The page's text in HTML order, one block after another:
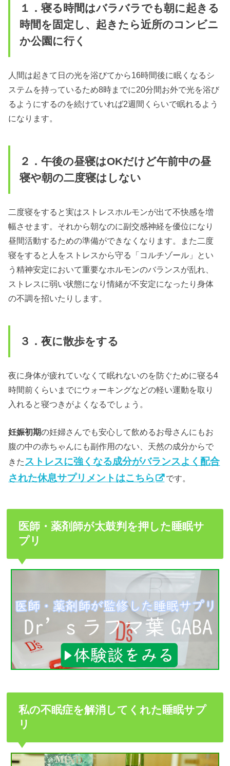
１．寝る時間はバラバラでも朝に起きる
時間を固定し、起きたら近所のコンビニ
か公園に行く
人間は起きて日の光を浴びてから16時間後に眠くなるシ
ステムを持っているため8時までに20分間お外で光を浴び
るようにするのを続けていれば2週間くらいで眠れるよう
になります。
２．午後の昼寝はOKだけど午前中の昼
寝や朝の二度寝はしない
二度寝をすると実はストレスホルモンが出て不快感を増
幅させます。それから朝なのに副交感神経を優位になり
昼間活動するための準備ができなくなります。また二度
寝をすると人をストレスから守る「コルチゾール」とい
う精神安定において重要なホルモンのバランスが乱れ、
ストレスに弱い状態になり情緒が不安定になったり身体
の不調を招いたりします。
３．夜に散歩をする
夜に身体が疲れていなくて眠れないのを防ぐために寝る4
時間前くらいまでにウォーキングなどの軽い運動を取り
入れると寝つきがよくなるでしょう。
妊娠初期の妊婦さんでも安心して飲めるお母さんにもお
腹の中の赤ちゃんにも副作用のない、天然の成分からで
きたストレスに強くなる成分がバランスよく配合
された休息サプリメントはこちら
です。
医師・薬剤師が太鼓判を押した睡眠サ
プリ
私の不眠症を解消してくれた睡眠サプ
リ